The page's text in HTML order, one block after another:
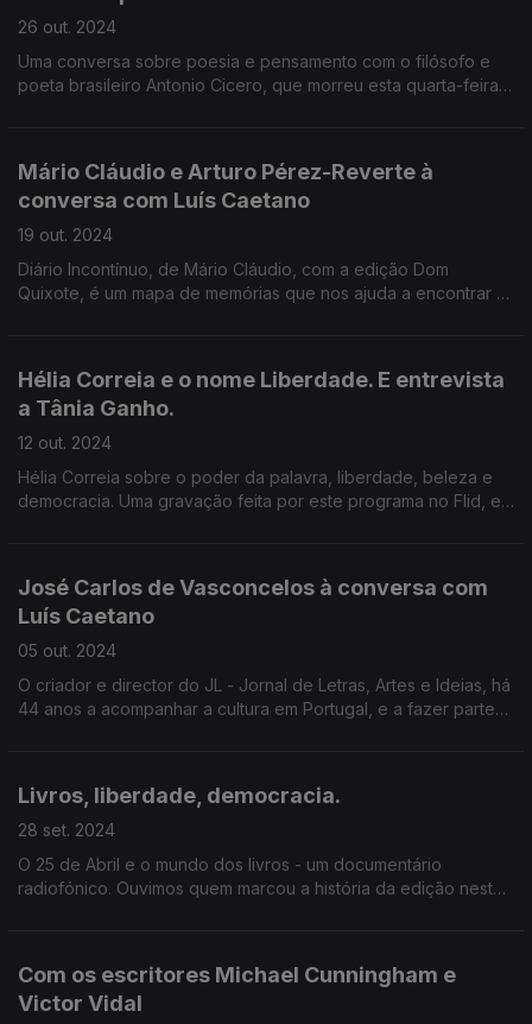
26 out. 2024
Uma conversa sobre poesia e pensamento com o filósofo e
poeta brasileiro Antonio Cicero, que morreu esta quarta-feira,
Mário Cláudio e Arturo Pérez-Reverte à
conversa com Luís Caetano
19 out. 2024
Diário Incontínuo, de Mário Cláudio, com a edição Dom
Quixote, é um mapa de memórias que nos ajuda a encontrar o
Hélia Correia e o nome Liberdade. E entrevista
a Tânia Ganho.
12 out. 2024
Hélia Correia sobre o poder da palavra, liberdade, beleza e
democracia. Uma gravação feita por este programa no Flid, em
José Carlos de Vasconcelos à conversa com
Luís Caetano
05 out. 2024
O criador e director do JL - Jornal de Letras, Artes e Ideias, há
44 anos a acompanhar a cultura em Portugal, e a fazer parte
Livros, liberdade, democracia.
28 set. 2024
O 25 de Abril e o mundo dos livros - um documentário
radiofónico. Ouvimos quem marcou a história da edição nestes
Com os escritores Michael Cunningham e
Victor Vidal